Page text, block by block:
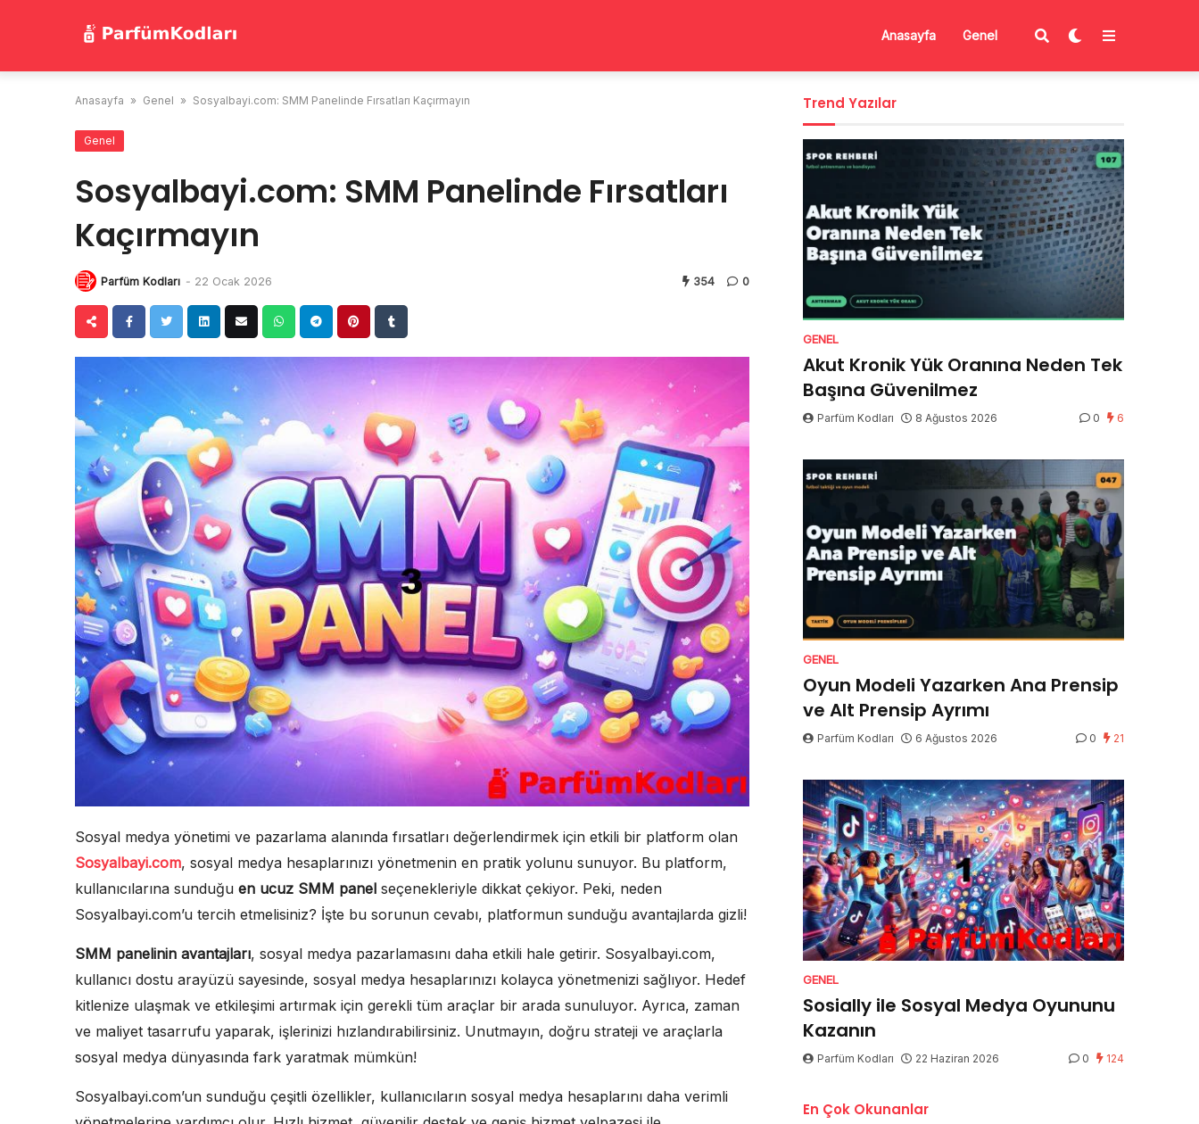
Anasayfa Genel
Anasayfa » Genel » Sosyalbayi.com: SMM Panelinde Fırsatları Kaçırmayın
Genel
Sosyalbayi.com: SMM Panelinde Fırsatları
Kaçırmayın
Parfüm Kodları - 22 Ocak 2026 354 0
Sosyal medya yönetimi ve pazarlama alanında fırsatları değerlendirmek için etkili bir platform olan
Sosyalbayi.com, sosyal medya hesaplarınızı yönetmenin en pratik yolunu sunuyor. Bu platform,
kullanıcılarına sunduğu en ucuz SMM panel seçenekleriyle dikkat çekiyor. Peki, neden
Sosyalbayi.com’u tercih etmelisiniz? İşte bu sorunun cevabı, platformun sunduğu avantajlarda gizli!
SMM panelinin avantajları, sosyal medya pazarlamasını daha etkili hale getirir. Sosyalbayi.com,
kullanıcı dostu arayüzü sayesinde, sosyal medya hesaplarınızı kolayca yönetmenizi sağlıyor. Hedef
kitlenize ulaşmak ve etkileşimi artırmak için gerekli tüm araçlar bir arada sunuluyor. Ayrıca, zaman
ve maliyet tasarrufu yaparak, işlerinizi hızlandırabilirsiniz. Unutmayın, doğru strateji ve araçlarla
sosyal medya dünyasında fark yaratmak mümkün!
Sosyalbayi.com’un sunduğu çeşitli özellikler, kullanıcıların sosyal medya hesaplarını daha verimli
Trend Yazılar
GENEL
Akut Kronik Yük Oranına Neden Tek
Başına Güvenilmez
Parfüm Kodları 8 Ağustos 2026 0 6
GENEL
Oyun Modeli Yazarken Ana Prensip
ve Alt Prensip Ayrımı
Parfüm Kodları 6 Ağustos 2026 0 21
GENEL
Sosially ile Sosyal Medya Oyununu
Kazanın
Parfüm Kodları 22 Haziran 2026 0 124
En Çok Okunanlar